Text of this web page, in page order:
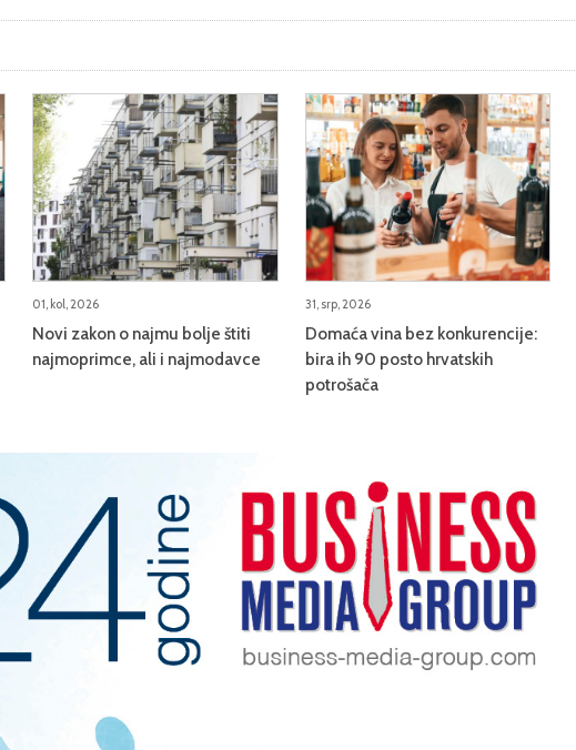
01, kol, 2026
Novi zakon o najmu bolje štiti
najmoprimce, ali i najmodavce
31, srp, 2026
Domaća vina bez konkurencije:
bira ih 90 posto hrvatskih
potrošača